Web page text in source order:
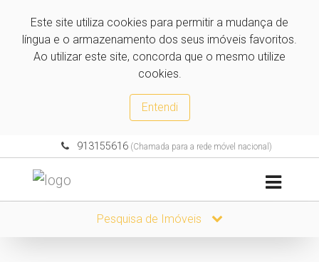
Este site utiliza cookies para permitir a mudança de
língua e o armazenamento dos seus imóveis favoritos.
Ao utilizar este site, concorda que o mesmo utilize
cookies.
Entendi
913155616 (Chamada para a rede móvel nacional)
Pesquisa de Imóveis